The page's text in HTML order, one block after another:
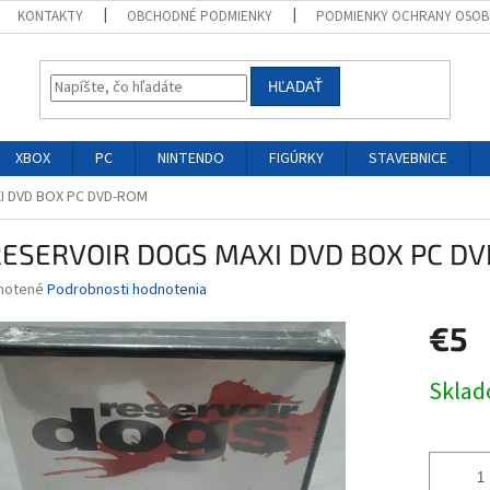
KONTAKTY OBCHODNÉ PODMIENKY PODMIENKY OCHRANY
HĽADAŤ
XBOX PC NINTENDO FIGÚRKY STAVEBNICE
DVD BOX PC DVD-ROM
DOGS MAXI DVD BOX PC
Podrobnosti hodnotenia
€5
cena: